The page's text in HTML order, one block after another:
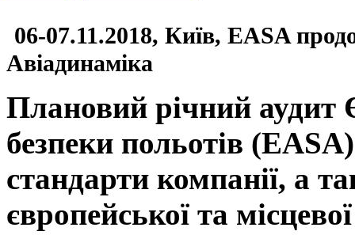
06-07.11.2018, Київ, EASA
Авіадинаміка
Плановий річний аудит
безпеки польотів
стандарти компанії, а
європейської та